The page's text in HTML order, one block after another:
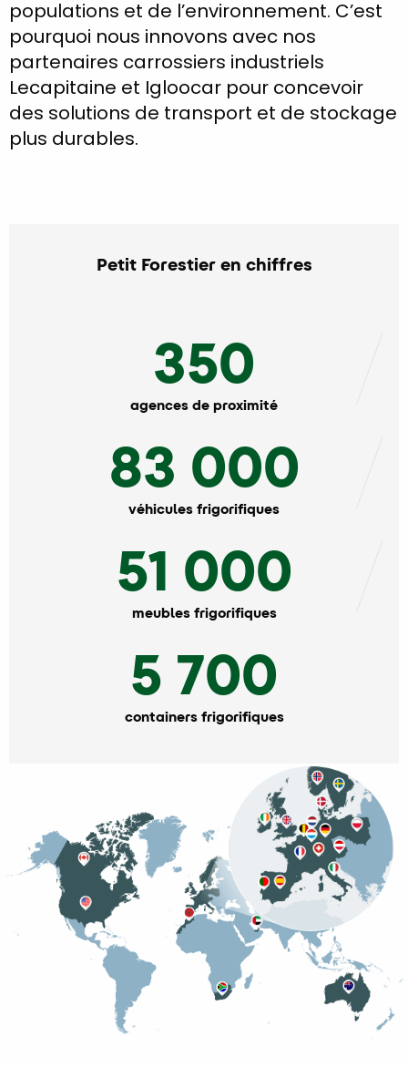
populations et de l’environnement. C’est
pourquoi nous innovons avec nos
partenaires carrossiers industriels
Lecapitaine et Igloocar pour concevoir
des solutions de transport et de stockage
plus durables.
Petit Forestier en chiffres
350
agences de proximité
83 000
véhicules frigorifiques
51 000
meubles frigorifiques
5 700
containers frigorifiques